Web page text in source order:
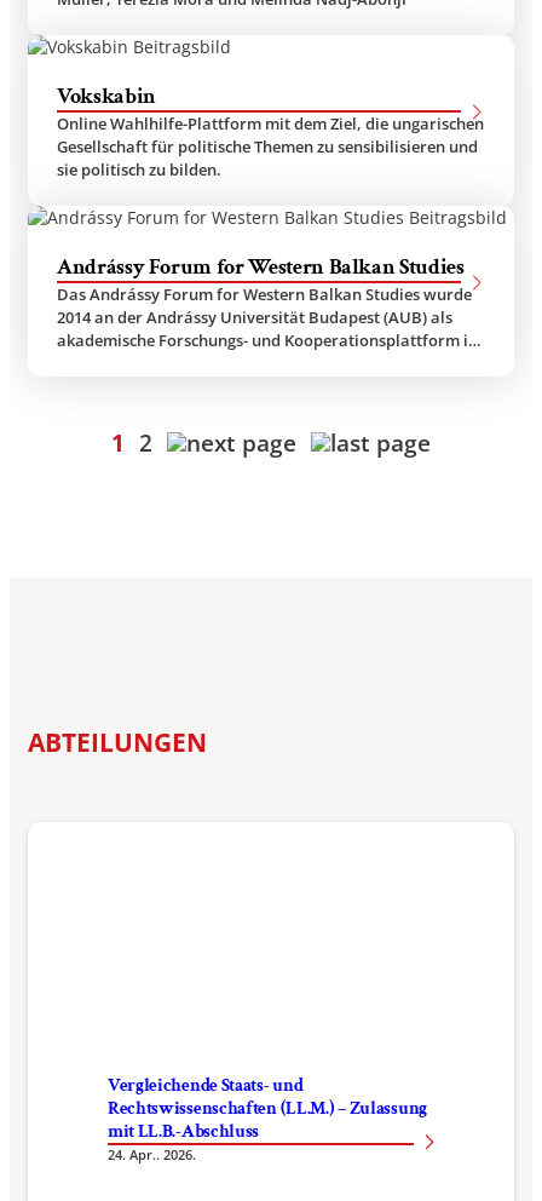
Vokskabin
Online Wahlhilfe-Plattform mit dem Ziel, die ungarischen
Gesellschaft für politische Themen zu sensibilisieren und
sie politisch zu bilden.
Andrássy Forum for Western Balkan Studies
Das Andrássy Forum for Western Balkan Studies wurde
2014 an der Andrássy Universität Budapest (AUB) als
akademische Forschungs- und Kooperationsplattform im
1 2
ABTEILUNGEN
Vergleichende Staats- und
Rechtswissenschaften (LL.M.) – Zulassung
mit LL.B.-Abschluss
24. Apr.. 2026.